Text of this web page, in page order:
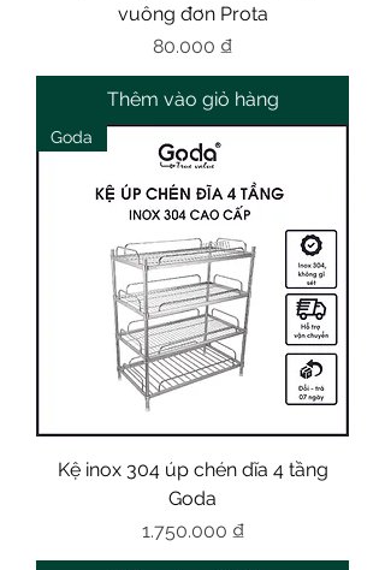
vuông đơn Prota
Giá
80.000 ₫
Thêm vào giỏ hàng
Goda
Kệ inox 304 úp chén dĩa 4 tầng
Goda
Giá
1.750.000 ₫